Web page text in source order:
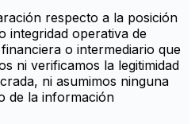
respecto a la posición
integridad operativa de
o intermediario que
ni verificamos la legitimidad
ni asumimos ninguna
de la información